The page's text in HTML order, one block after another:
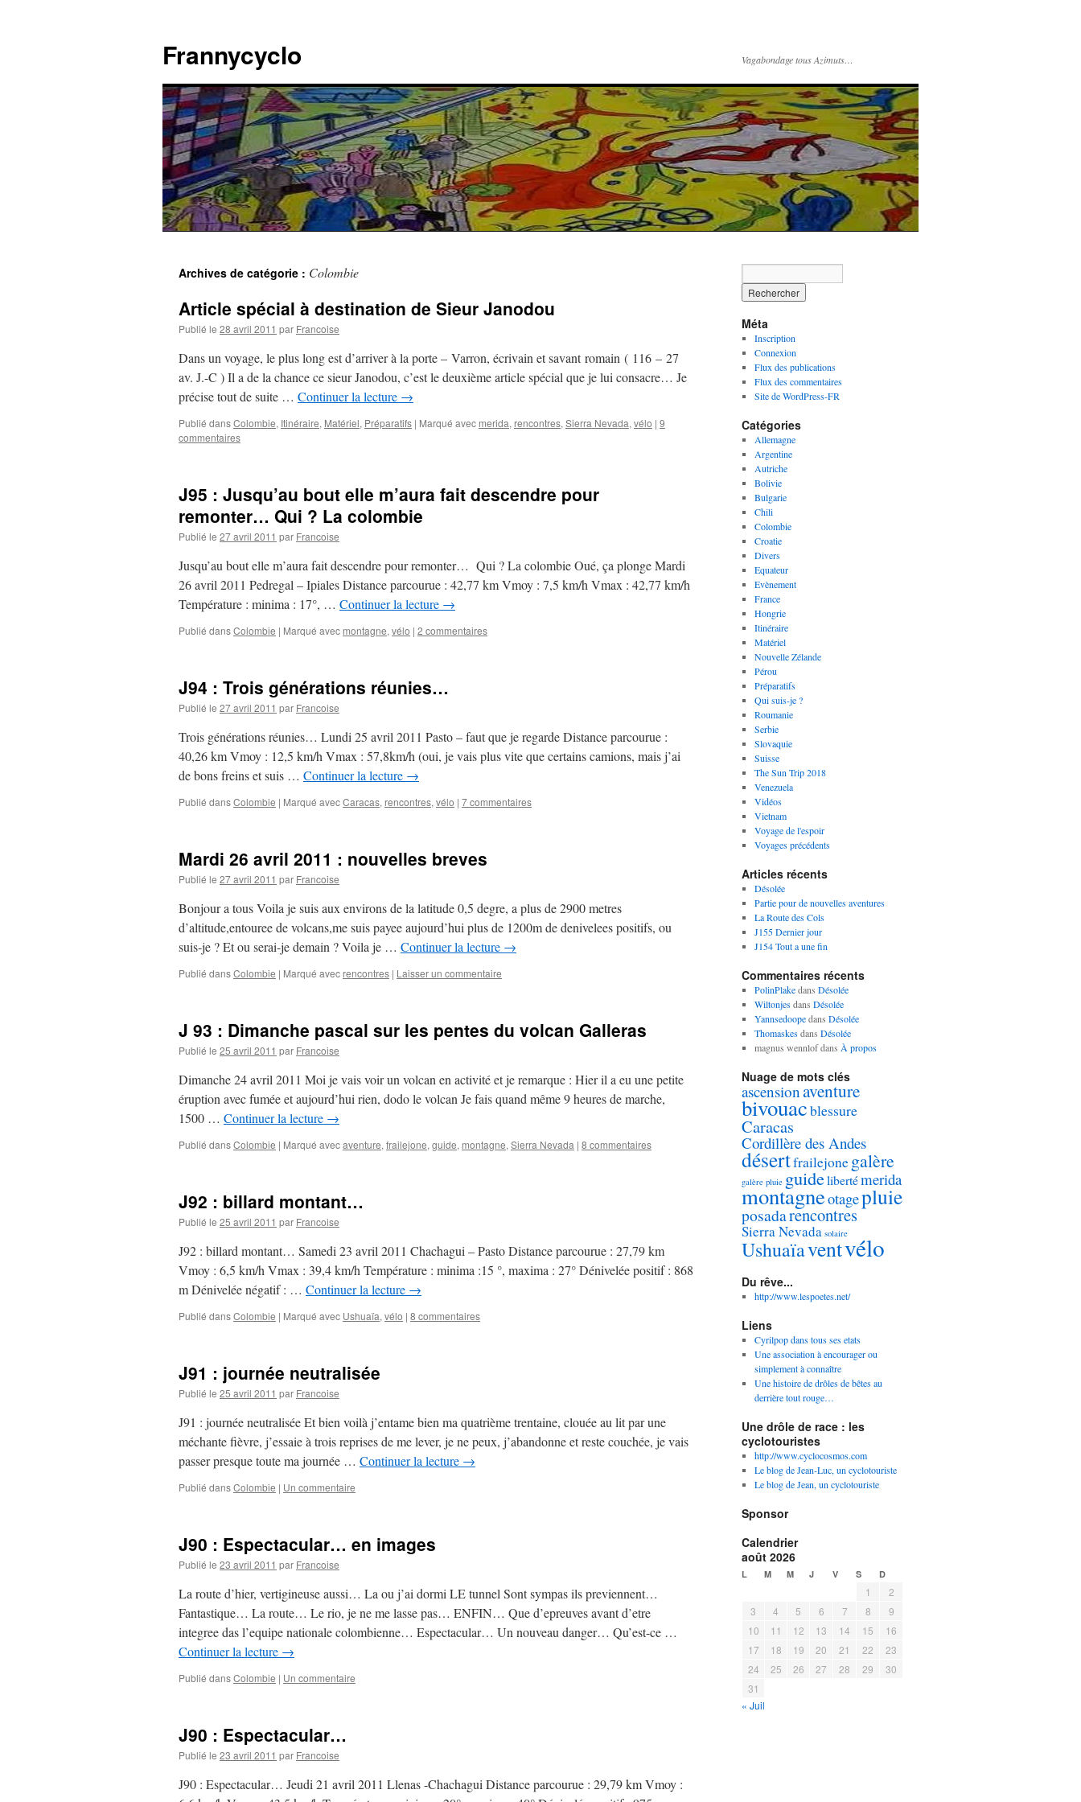
contenu
Frannycyclo Vagabondage tous Azimuts…
Archives de catégorie : Colombie
Article spécial à destination de Sieur Janodou
Publié le 28 avril 2011 par Francoise
Dans un voyage, le plus long est d’arriver à la porte – Varron, écrivain et savant romain ( 116 – 27
av. J.-C ) Il a de la chance ce sieur Janodou, c’est le deuxième article spécial que je lui consacre… Je
précise tout de suite … Continuer la lecture →
Publié dansColombie, Itinéraire, Matériel, Préparatifs | Marqué avec merida, rencontres, Sierra Nevada, vélo | 9
commentaires
J95 : Jusqu’au bout elle m’aura fait descendre pour
remonter… Qui ? La colombie
Publié le 27 avril 2011 par Francoise
Jusqu’au bout elle m’aura fait descendre pour remonter… Qui ? La colombie Oué, ça plonge Mardi
26 avril 2011 Pedregal – Ipiales Distance parcourue : 42,77 km Vmoy : 7,5 km/h Vmax : 42,77 km/h
Température : minima : 17°, … Continuer la lecture →
Publié dansColombie | Marqué avec montagne, vélo | 2 commentaires
J94 : Trois générations réunies…
Publié le 27 avril 2011 par Francoise
Trois générations réunies… Lundi 25 avril 2011 Pasto – faut que je regarde Distance parcourue :
40,26 km Vmoy : 12,5 km/h Vmax : 57,8km/h (oui, je vais plus vite que certains camions, mais j’ai
de bons freins et suis … Continuer la lecture →
Publié dansColombie | Marqué avecCaracas, rencontres, vélo | 7 commentaires
Mardi 26 avril 2011 : nouvelles breves
Publié le 27 avril 2011 par Francoise
Bonjour a tous Voila je suis aux environs de la latitude 0,5 degre, a plus de 2900 metres
d’altitude,entouree de volcans,me suis payee aujourd’hui plus de 1200m de denivelees positifs, ou
suis-je ? Et ou serai-je demain ? Voila je … Continuer la lecture →
Publié dansColombie | Marqué avec rencontres | Laisser un commentaire
J 93 : Dimanche pascal sur les pentes du volcan Galleras
Publié le 25 avril 2011 par Francoise
Dimanche 24 avril 2011 Moi je vais voir un volcan en activité et je remarque : Hier il a eu une petite
éruption avec fumée et aujourd’hui rien, dodo le volcan Je fais quand même 9 heures de marche,
1500 … Continuer la lecture →
Publié dansColombie | Marqué avecaventure, frailejone, guide, montagne, Sierra Nevada | 8 commentaires
J92 : billard montant…
Publié le 25 avril 2011 par Francoise
J92 : billard montant… Samedi 23 avril 2011 Chachagui – Pasto Distance parcourue : 27,79 km
Vmoy : 6,5 km/h Vmax : 39,4 km/h Température : minima :15 °, maxima : 27° Dénivelée positif : 868
m Dénivelée négatif : … Continuer la lecture →
Publié dansColombie | Marqué avec Ushuaïa, vélo | 8 commentaires
J91 : journée neutralisée
Publié le 25 avril 2011 par Francoise
J91 : journée neutralisée Et bien voilà j’entame bien ma quatrième trentaine, clouée au lit par une
méchante fièvre, j’essaie à trois reprises de me lever, je ne peux, j’abandonne et reste couchée, je vais
passer presque toute ma journée … Continuer la lecture →
Publié dansColombie | Un commentaire
J90 : Espectacular… en images
Publié le 23 avril 2011 par Francoise
La route d’hier, vertigineuse aussi… La ou j’ai dormi LE tunnel Sont sympas ils previennent…
Fantastique… La route… Le rio, je ne me lasse pas… ENFIN… Que d’epreuves avant d’etre
integree das l’equipe nationale colombienne… Espectacular… Un nouveau danger… Qu’est-ce …
Continuer la lecture →
Publié dansColombie | Un commentaire
J90 : Espectacular…
Publié le 23 avril 2011 par Francoise
J90 : Espectacular… Jeudi 21 avril 2011 Llenas -Chachagui Distance parcourue : 29,79 km Vmoy :
Méta
Inscription
Connexion
Flux des publications
Flux des commentaires
Site de WordPress-FR
Catégories
Allemagne
Argentine
Autriche
Bolivie
Bulgarie
Chili
Colombie
Croatie
Divers
Equateur
Evènement
France
Hongrie
Itinéraire
Matériel
Nouvelle Zélande
Pérou
Préparatifs
Qui suis-je ?
Roumanie
Serbie
Slovaquie
Suisse
The Sun Trip 2018
Venezuela
Vidéos
Vietnam
Voyage de l'espoir
Voyages précédents
Articles récents
Désolée
Partie pour de nouvelles aventures
La Route des Cols
J155 Dernier jour
J154 Tout a une fin
Commentaires récents
PolinPlakedans Désolée
Wiltonjesdans Désolée
Yannsedoopedans Désolée
Thomaskesdans Désolée
magnus wennlofdans À propos
Nuage de mots clés
ascensionaventure
bivouacblessure
Caracas
Cordillère des Andes
désertfrailejonegalère
galère pluie guidelibertémerida
montagneotagepluie
posadarencontres
Sierra Nevada solaire
Ushuaïaventvélo
Du rêve...
http://www.lespoetes.net/
Liens
Cyrilpop dans tous ses etats
Une association à encourager ou
simplement à connaître
Une histoire de drôles de bêtes au
derrière tout rouge…
Une drôle de race : les
cyclotouristes
http://www.cyclocosmos.com
Le blog de Jean-Luc, un cyclotouriste
Le blog de Jean, un cyclotouriste
Sponsor
Calendrier
août 2026
L M M J V S D
1
2
3
4 5 6 7 8
9
10
11 12 13 14 15
16
17
18 19 20 21 22
23
24
25 26 27 28 29
30
31
« Juil